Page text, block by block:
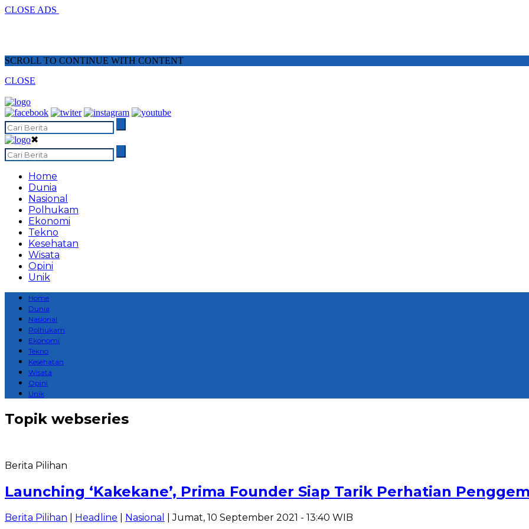
CLOSE ADS
SCROLL TO CONTINUE WITH CONTENT
CLOSE
✖
Home
Dunia
Nasional
Polhukam
Ekonomi
Tekno
Kesehatan
Wisata
Opini
Unik
Home
Dunia
Nasional
Polhukam
Ekonomi
Tekno
Kesehatan
Wisata
Opini
Unik
Topik webseries
Berita Pilihan
Launching ‘Kakekane’, Prima Founder Siap Tarik Perhatian
Berita Pilihan Headline Nasional | Jumat, 10 September 2021 - 13:40 WIB